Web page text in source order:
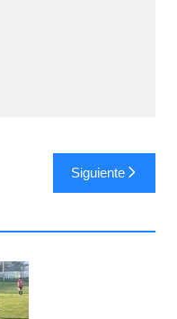
Siguiente